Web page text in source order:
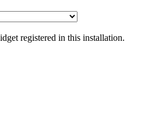
registered in this installation.